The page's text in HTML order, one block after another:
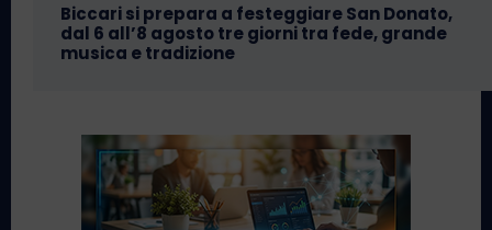
Biccari si prepara a festeggiare San Donato,
dal 6 all’8 agosto tre giorni tra fede, grande
musica e tradizione